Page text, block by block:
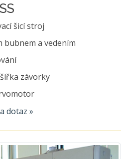
šicí stroj
bubnem a vedením
závorky
dotaz »